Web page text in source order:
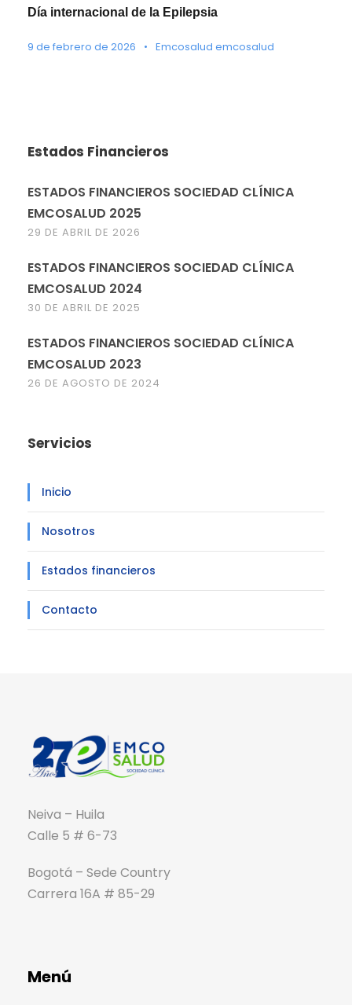
Día internacional de la Epilepsia
9 de febrero de 2026 • Emcosalud emcosalud
Estados Financieros
ESTADOS FINANCIEROS SOCIEDAD CLÍNICA
EMCOSALUD 2025
29 DE ABRIL DE 2026
ESTADOS FINANCIEROS SOCIEDAD CLÍNICA
EMCOSALUD 2024
30 DE ABRIL DE 2025
ESTADOS FINANCIEROS SOCIEDAD CLÍNICA
EMCOSALUD 2023
26 DE AGOSTO DE 2024
Servicios
Inicio
Nosotros
Estados financieros
Contacto
Neiva – Huila
Calle 5 # 6-73
Bogotá – Sede Country
Carrera 16A # 85-29
Menú